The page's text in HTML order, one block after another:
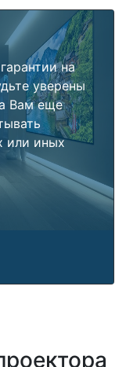
на
уверены
Вам еще
или иных